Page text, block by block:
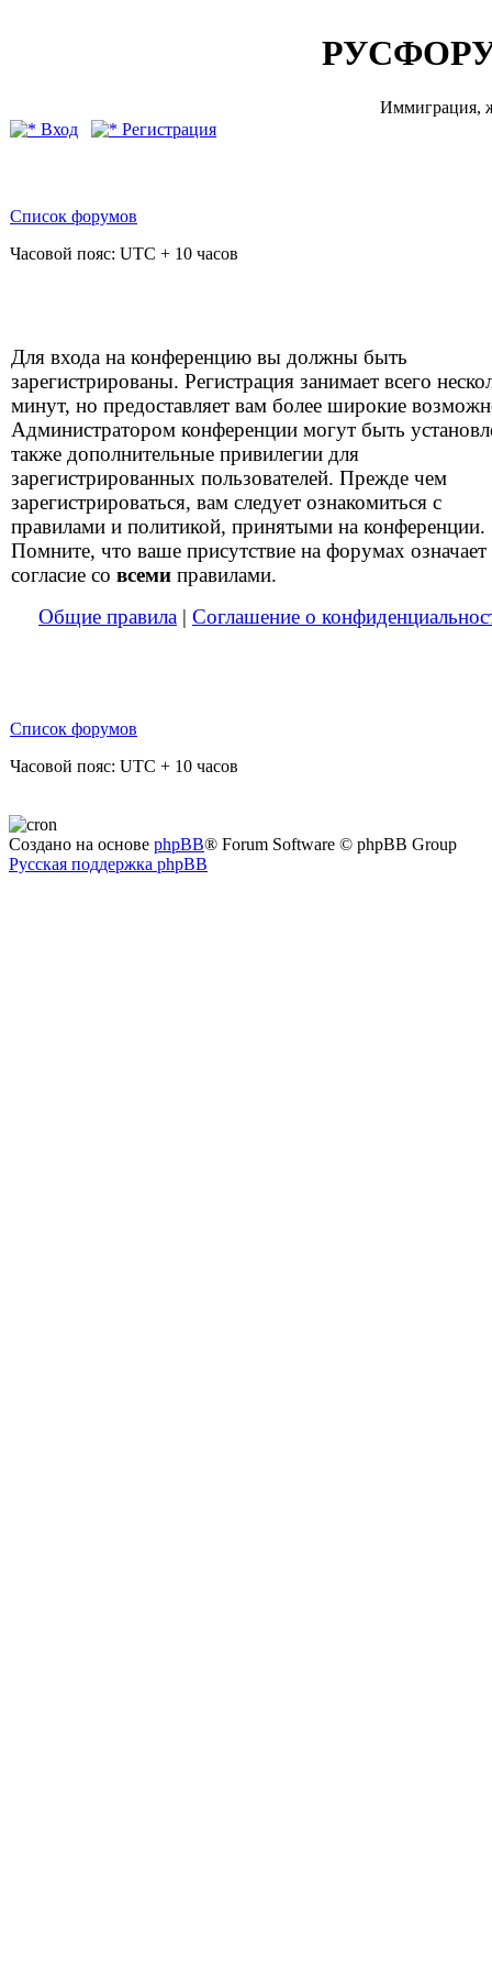
Иммиграция,
Вход
Регистрация
Список форумов
Часовой пояс: UTC + 10 часов
Для входа на конференцию вы должны быть
зарегистрированы. Регистрация занимает всего
минут, но предоставляет вам более широкие
Администратором конференции могут быть
также дополнительные привилегии для
зарегистрированных пользователей. Прежде чем
зарегистрироваться, вам следует ознакомиться с
правилами и политикой, принятыми на конференции.
Помните, что ваше присутствие на форумах означает
согласие со всеми правилами.
Общие правила | Соглашение о
Список форумов
Часовой пояс: UTC + 10 часов
Создано на основе phpBB® Forum Software © phpBB Group
Русская поддержка phpBB